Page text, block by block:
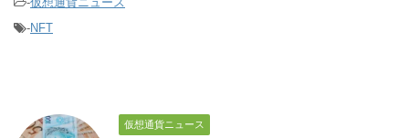
-NFT
仮想通貨ニュース